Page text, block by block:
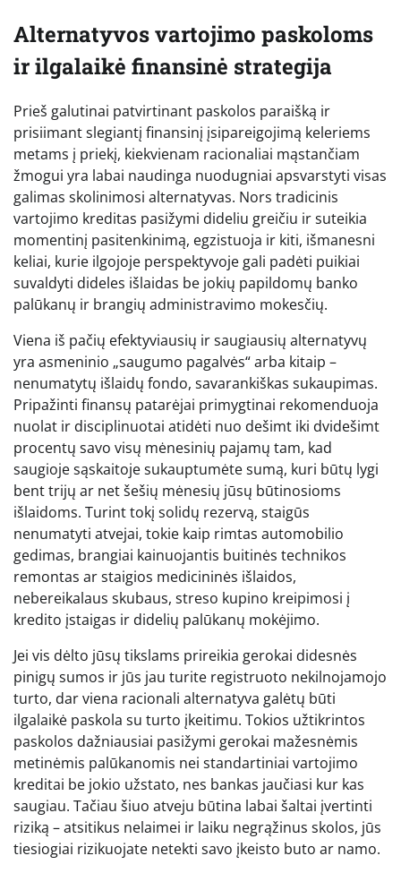
Alternatyvos vartojimo paskoloms
ir ilgalaikė finansinė strategija
Prieš galutinai patvirtinant paskolos paraišką ir
prisiimant slegiantį finansinį įsipareigojimą keleriems
metams į priekį, kiekvienam racionaliai mąstančiam
žmogui yra labai naudinga nuodugniai apsvarstyti visas
galimas skolinimosi alternatyvas. Nors tradicinis
vartojimo kreditas pasižymi dideliu greičiu ir suteikia
momentinį pasitenkinimą, egzistuoja ir kiti, išmanesni
keliai, kurie ilgojoje perspektyvoje gali padėti puikiai
suvaldyti dideles išlaidas be jokių papildomų banko
palūkanų ir brangių administravimo mokesčių.
Viena iš pačių efektyviausių ir saugiausių alternatyvų
yra asmeninio „saugumo pagalvės“ arba kitaip –
nenumatytų išlaidų fondo, savarankiškas sukaupimas.
Pripažinti finansų patarėjai primygtinai rekomenduoja
nuolat ir disciplinuotai atidėti nuo dešimt iki dvidešimt
procentų savo visų mėnesinių pajamų tam, kad
saugioje sąskaitoje sukauptumėte sumą, kuri būtų lygi
bent trijų ar net šešių mėnesių jūsų būtinosioms
išlaidoms. Turint tokį solidų rezervą, staigūs
nenumatyti atvejai, tokie kaip rimtas automobilio
gedimas, brangiai kainuojantis buitinės technikos
remontas ar staigios medicininės išlaidos,
nebereikalaus skubaus, streso kupino kreipimosi į
kredito įstaigas ir didelių palūkanų mokėjimo.
Jei vis dėlto jūsų tikslams prireikia gerokai didesnės
pinigų sumos ir jūs jau turite registruoto nekilnojamojo
turto, dar viena racionali alternatyva galėtų būti
ilgalaikė paskola su turto įkeitimu. Tokios užtikrintos
paskolos dažniausiai pasižymi gerokai mažesnėmis
metinėmis palūkanomis nei standartiniai vartojimo
kreditai be jokio užstato, nes bankas jaučiasi kur kas
saugiau. Tačiau šiuo atveju būtina labai šaltai įvertinti
riziką – atsitikus nelaimei ir laiku negrąžinus skolos, jūs
tiesiogiai rizikuojate netekti savo įkeisto buto ar namo.